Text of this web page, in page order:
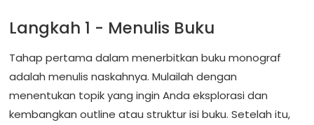
Langkah 1 - Menulis Buku
Tahap pertama dalam menerbitkan buku monograf
adalah menulis naskahnya. Mulailah dengan
menentukan topik yang ingin Anda eksplorasi dan
kembangkan outline atau struktur isi buku. Setelah itu,